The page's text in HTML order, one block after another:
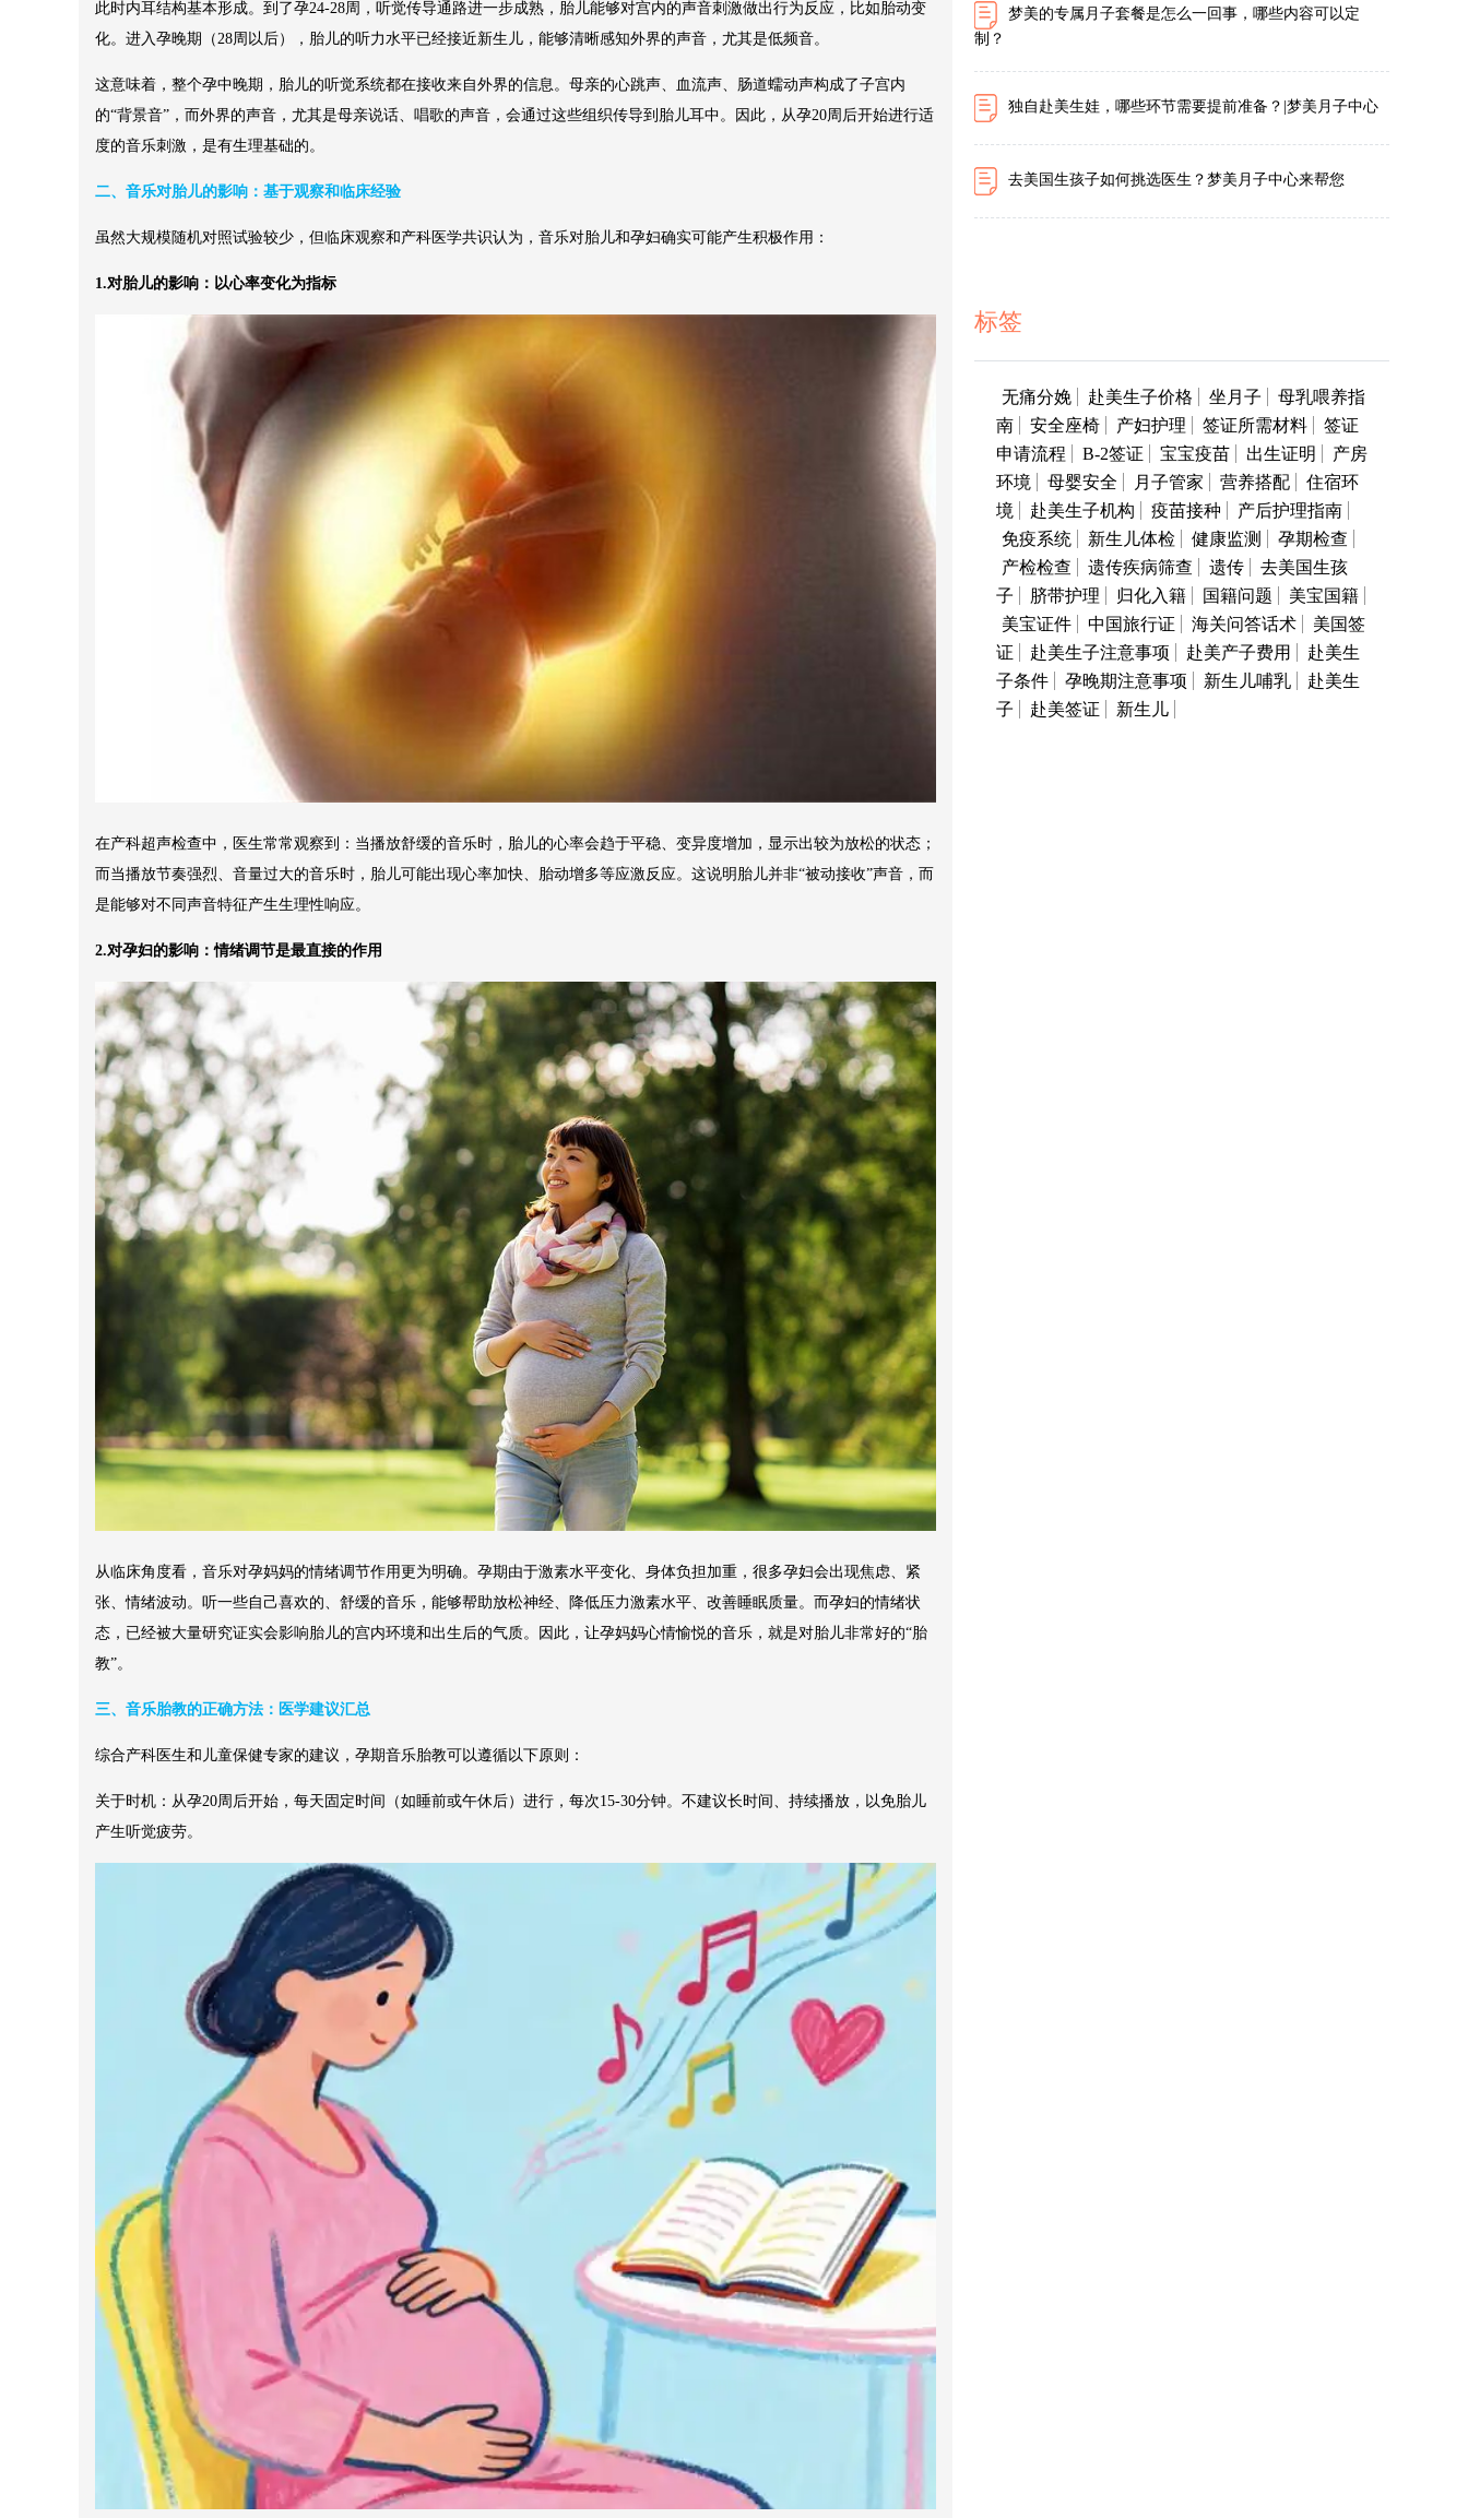
此时内耳结构基本形成。到了孕24-28周，听觉传导通路进一步成熟，胎儿能够对宫内的声音刺激做出行为反应，比如胎动变
化。进入孕晚期（28周以后），胎儿的听力水平已经接近新生儿，能够清晰感知外界的声音，尤其是低频音。
这意味着，整个孕中晚期，胎儿的听觉系统都在接收来自外界的信息。母亲的心跳声、血流声、肠道蠕动声构成了子宫内
的“背景音”，而外界的声音，尤其是母亲说话、唱歌的声音，会通过这些组织传导到胎儿耳中。因此，从孕20周后开始进行适
度的音乐刺激，是有生理基础的。
二、音乐对胎儿的影响：基于观察和临床经验
虽然大规模随机对照试验较少，但临床观察和产科医学共识认为，音乐对胎儿和孕妇确实可能产生积极作用：
1.对胎儿的影响：以心率变化为指标
在产科超声检查中，医生常常观察到：当播放舒缓的音乐时，胎儿的心率会趋于平稳、变异度增加，显示出较为放松的状态；
而当播放节奏强烈、音量过大的音乐时，胎儿可能出现心率加快、胎动增多等应激反应。这说明胎儿并非“被动接收”声音，而
是能够对不同声音特征产生生理性响应。
2.对孕妇的影响：情绪调节是最直接的作用
从临床角度看，音乐对孕妈妈的情绪调节作用更为明确。孕期由于激素水平变化、身体负担加重，很多孕妇会出现焦虑、紧
张、情绪波动。听一些自己喜欢的、舒缓的音乐，能够帮助放松神经、降低压力激素水平、改善睡眠质量。而孕妇的情绪状
态，已经被大量研究证实会影响胎儿的宫内环境和出生后的气质。因此，让孕妈妈心情愉悦的音乐，就是对胎儿非常好的“胎
教”。
三、音乐胎教的正确方法：医学建议汇总
综合产科医生和儿童保健专家的建议，孕期音乐胎教可以遵循以下原则：
关于时机：从孕20周后开始，每天固定时间（如睡前或午休后）进行，每次15-30分钟。不建议长时间、持续播放，以免胎儿
产生听觉疲劳。
梦美的专属月子套餐是怎么一回事，哪些内容可以定
制？
独自赴美生娃，哪些环节需要提前准备？|梦美月子中心
去美国生孩子如何挑选医生？梦美月子中心来帮您
标签
无痛分娩 赴美生子价格 坐月子
母乳喂养指
南
安全座椅 产妇护理 签证所需材料
签证
申请流程
B-2签证 宝宝疫苗 出生证明
产房
环境
母婴安全 月子管家 营养搭配
住宿环
境
赴美生子机构 疫苗接种
产后护理指南
免疫系统
新生儿体检 健康监测
孕期检查
产检检查
遗传疾病筛查 遗传
去美国生孩
子
脐带护理 归化入籍 国籍问题
美宝国籍
美宝证件
中国旅行证 海关问答话术
美国签
证
赴美生子注意事项 赴美产子费用
赴美生
子条件
孕晚期注意事项 新生儿哺乳
赴美生
子
赴美签证 新生儿